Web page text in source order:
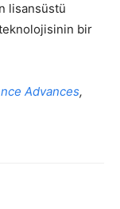
lisansüstü
bir
Advances,